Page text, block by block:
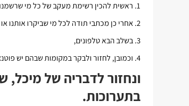
ראשית להכין רשימת מעקב של כל מי
אחרי כן מכתבי תודה לכל מי שביקרו אותנו
בשלב הבא טלפונים,
וכמובן, לחזור ולבקר במקומות שבהם יש
ונחזור לדבריה של
בתערוכות.